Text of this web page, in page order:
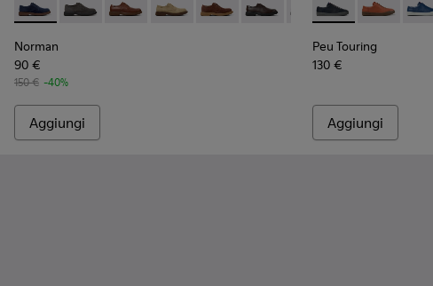
Norman - K100998-008 - Scarpe in pelle scamosciata blu Da
Norman - K100998-010
Norman - K100998-009
Norman - K100998-007
Norman - K100998-005
Norman - K100998-002
Norman - K100998-
Norman
90 €
150 € -40%
Aggiungi
Peu Touring -
Peu
Peu Touring
130 €
Aggiungi